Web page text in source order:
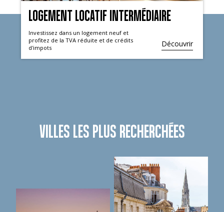
LOGEMENT LOCATIF INTERMÉDIAIRE
Investissez dans un logement neuf et
profitez de la TVA réduite et de crédits
d'impots
Découvrir
VILLES LES PLUS RECHERCHÉES